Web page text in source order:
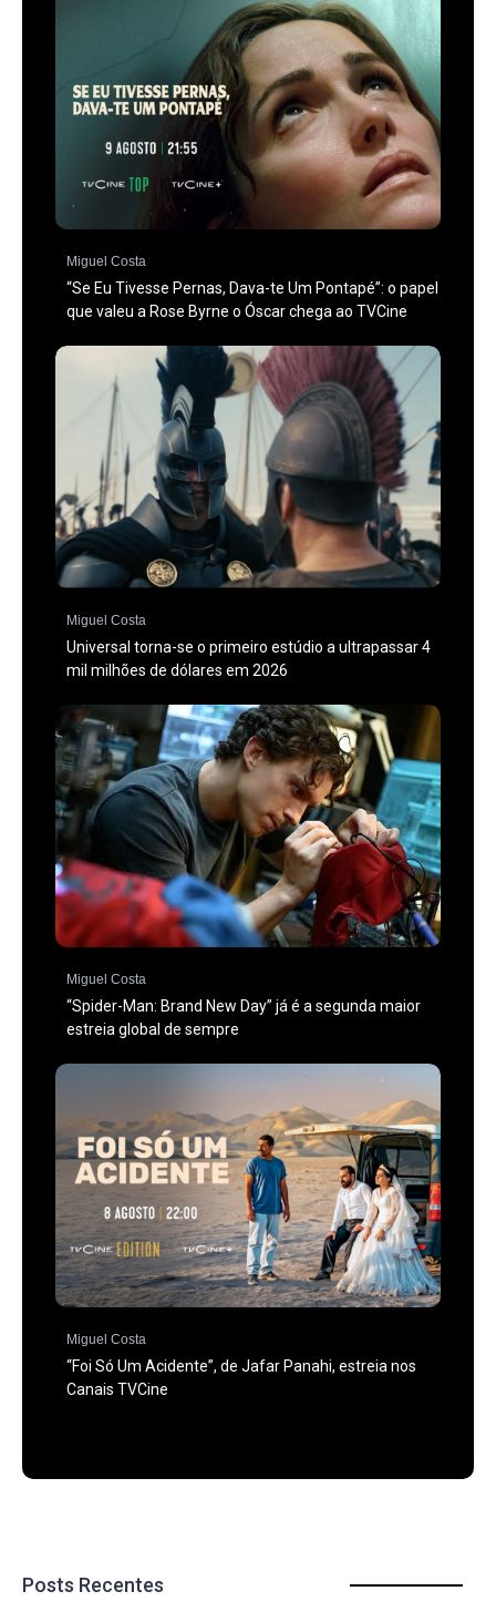
Miguel Costa
“Se Eu Tivesse Pernas, Dava-te Um Pontapé”: o papel
que valeu a Rose Byrne o Óscar chega ao TVCine
Miguel Costa
Universal torna-se o primeiro estúdio a ultrapassar 4
mil milhões de dólares em 2026
Miguel Costa
“Spider-Man: Brand New Day” já é a segunda maior
estreia global de sempre
Miguel Costa
“Foi Só Um Acidente”, de Jafar Panahi, estreia nos
Canais TVCine
Posts Recentes